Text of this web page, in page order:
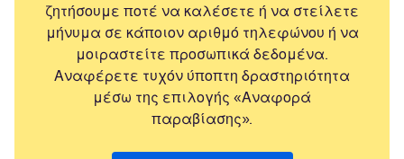
ζητήσουμε ποτέ να καλέσετε ή να στείλετε
μήνυμα σε κάποιον αριθμό τηλεφώνου ή να
μοιραστείτε προσωπικά δεδομένα.
Αναφέρετε τυχόν ύποπτη δραστηριότητα
μέσω της επιλογής «Αναφορά
παραβίασης».